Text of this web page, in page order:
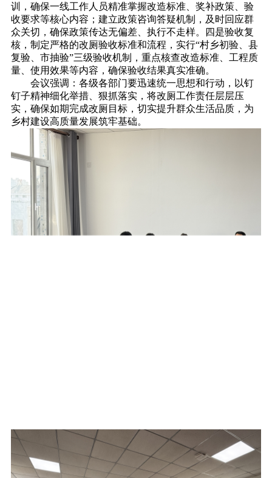
训，确保一线工作人员精准掌握改造标准、奖补政策、验
收要求等核心内容；建立政策咨询答疑机制，及时回应群
众关切，确保政策传达无偏差、执行不走样。四是验收复
核，制定严格的改厕验收标准和流程，实行“村乡初验、县
复验、市抽验”三级验收机制，重点核查改造标准、工程质
量、使用效果等内容，确保验收结果真实准确。
会议强调：各级各部门要迅速统一思想和行动，以钉
钉子精神细化举措、狠抓落实，将改厕工作责任层层压
实，确保如期完成改厕目标，切实提升群众生活品质，为
乡村建设高质量发展筑牢基础。